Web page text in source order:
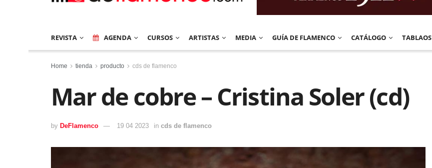
REVISTA AGENDA CURSOS ARTISTAS MEDIA GUÍA DE FLAMENCO CATÁLOGO TABLAOS
Home tienda producto cds de flamenco
Mar de cobre – Cristina Soler (cd)
by DeFlamenco 19 04 2023 in cds de flamenco